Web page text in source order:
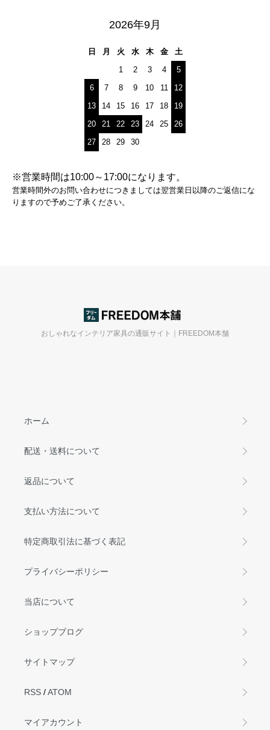
2026年9月
日 月 火 水 木 金
土
1
2 3 4
5
6
7 8 9 10 11
12
13
14 15 16 17 18
19
20
21 22 23 24 25
26
27
28 29 30
※営業時間は10:00～17:00になります。
営業時間外のお問い合わせにつきましては翌営業日以降のご返信にな
りますので予めご了承ください。
おしゃれなインテリア家具の通販サイト｜FREEDOM本舗
ホーム
配送・送料について
返品について
支払い方法について
特定商取引法に基づく表記
プライバシーポリシー
当店について
ショップブログ
サイトマップ
RSS /ATOM
マイアカウント